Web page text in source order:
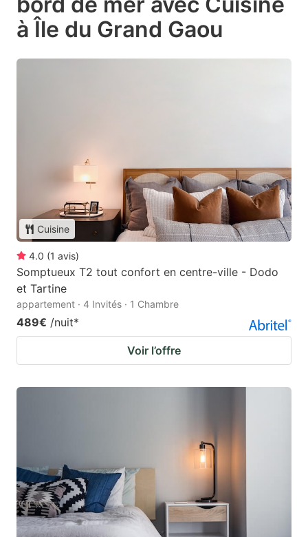
à Île du Grand Gaou
Cuisine
4.0 (1 avis)
Somptueux T2 tout confort en centre-ville - Dodo
et Tartine
appartement · 4 Invités · 1 Chambre
489€ /nuit*
Voir l’offre